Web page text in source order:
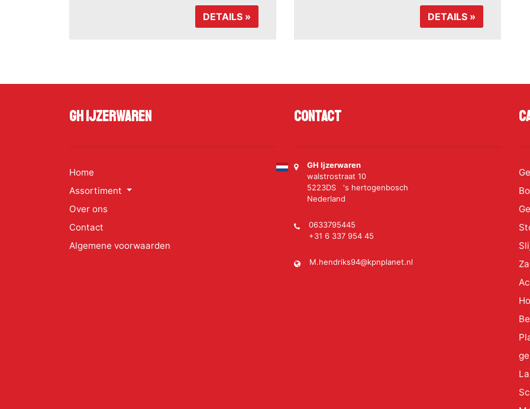
DETAILS » DETAILS »
GH Ijzerwaren
Home
Assortiment
Over ons
Contact
Algemene voorwaarden
Contact
GH Ijzerwaren
walstrostraat 10
5223DS 's hertogenbosch
Nederland
0633795445
+31 6 337 954 45
M.hendriks94@kpnplanet.nl